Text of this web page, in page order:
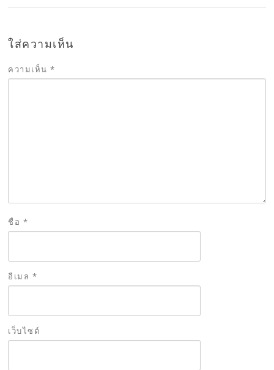
ใส่ความเห็น
ความเห็น*
ชื่อ *
อีเมล *
เว็บไซต์